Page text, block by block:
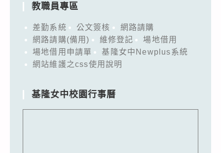
教職員專區
差勤系統 公文簽核
網路請購
網路請購(備用)
維修登記
場地借用
場地借用申請單
基隆女中Newplus系統
網站維護之css使用說明
基隆女中校園行事曆